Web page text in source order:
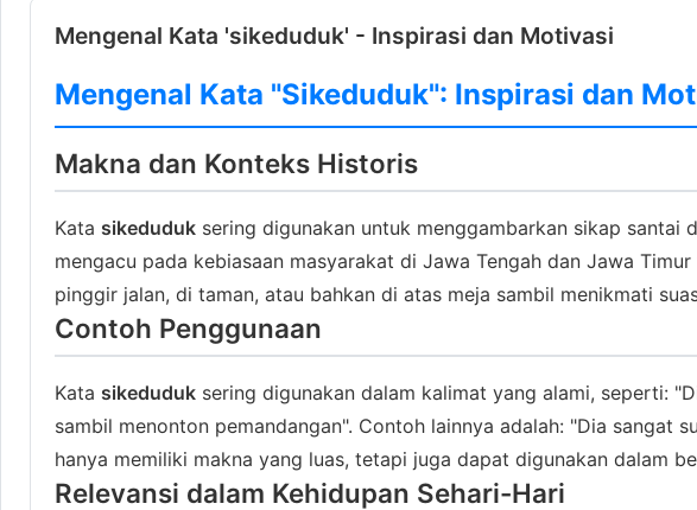
Mengenal Kata 'sikeduduk' - Inspirasi dan Motivasi
Mengenal Kata "Sikeduduk": Inspirasi dan
Makna dan Konteks Historis
Kata sikeduduk sering digunakan untuk menggambarkan sikap
mengacu pada kebiasaan masyarakat di Jawa Tengah dan Jawa
pinggir jalan, di taman, atau bahkan di atas meja sambil menikmati
Contoh Penggunaan
Kata sikeduduk sering digunakan dalam kalimat yang alami, seperti:
sambil menonton pemandangan". Contoh lainnya adalah: "Dia sangat
hanya memiliki makna yang luas, tetapi juga dapat digunakan dalam
Relevansi dalam Kehidupan Sehari-Hari